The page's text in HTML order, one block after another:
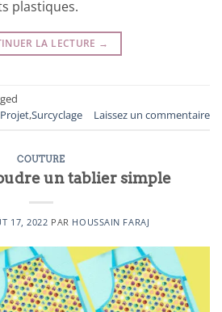
plastiques.
LA LECTURE →
Projet,Surcyclage Laissez un commentaire
COUTURE
un tablier simple
17, 2022 PAR HOUSSAIN FARAJ